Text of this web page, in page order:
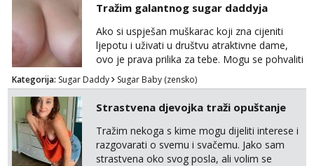
negdje u mrak, prije seksa dobijes odmah na
ruke, molim samo ozbiljne da se javljaju one
koje se pale na seks po mracnim parkinzima,
sumarcima itd be...
Tražim galantnog sugar daddyja
Ako si uspješan muškarac koji zna cijeniti
ljepotu i uživati u društvu atraktivne dame,
ovo je prava prilika za tebe. Mogu se pohvaliti
prekrasnim licem, dugom, njegovanom
kosom i fit figurom. Moje grudi su broj 4,a
guza je, bez lažne skromnosti, prava top
forma. Diskretno i opušteno druženje je moj
stil, bez dugačkih dopisivanja, putovanja ili
javnih pojavljivanja. Što nudim: - atraktivno i
ugo...
Kategorija: Sugar Daddy Sugar Baby (zensko)
Strastvena djevojka traži opuštanje
Tražim nekoga s kime mogu dijeliti interese i
razgovarati o svemu i svačemu. Jako sam
strastvena oko svog posla, ali volim se